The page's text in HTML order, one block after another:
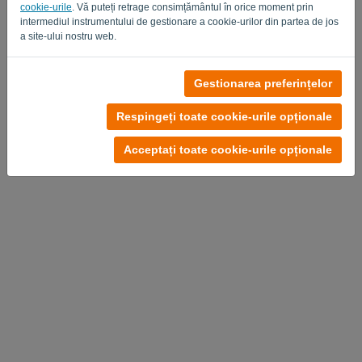
cookie-urile . Vă puteți retrage consimțământul în orice moment prin
intermediul instrumentului de gestionare a cookie-urilor din partea de jos
a site-ului nostru web.
Gestionarea preferințelor
Respingeți toate cookie-urile opționale
Acceptați toate cookie-urile opționale
Încearcă gratuit acum
Politica de Confidențialitate-Termeni si Conditii